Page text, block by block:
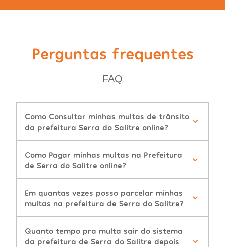
Perguntas frequentes
FAQ
Como Consultar minhas multas de trânsito
da prefeitura Serra do Salitre online?
Como Pagar minhas multas na Prefeitura
de Serra do Salitre online?
Em quantas vezes posso parcelar minhas
multas na prefeitura de Serra do Salitre?
Quanto tempo pra multa sair do sistema
da prefeitura de Serra do Salitre depois